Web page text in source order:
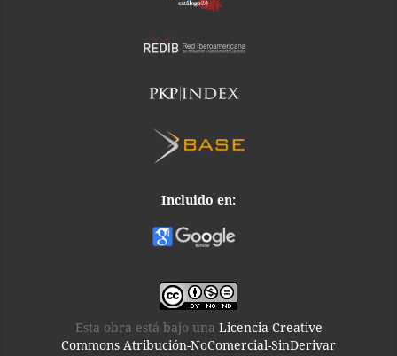
Incluido en:
Esta obra está bajo una Licencia Creative
Commons Atribución-NoComercial-SinDerivar